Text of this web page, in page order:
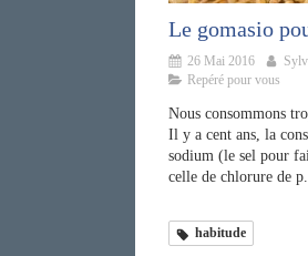
Le gomasio
26 Mai 2016
Repéré pour vous
Nous consommons
Il y a cent ans, la
sodium (le sel pour
celle de chlorure de
habitude